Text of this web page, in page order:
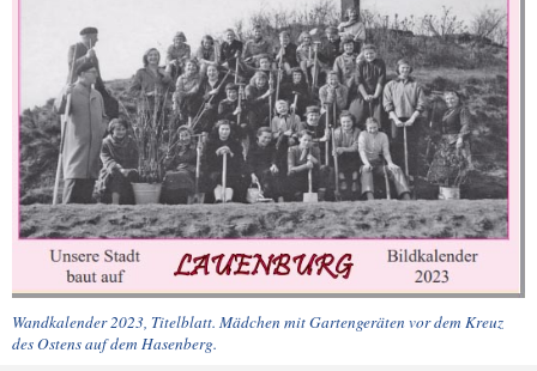
Wandkalender 2023, Titelblatt. Mädchen mit Gartengeräten vor dem Kreuz
des Ostens auf dem Hasenberg.